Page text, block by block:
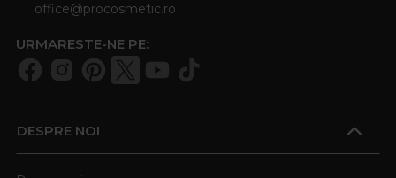
office@procosmetic.ro
URMARESTE-NE PE:
DESPRE NOI